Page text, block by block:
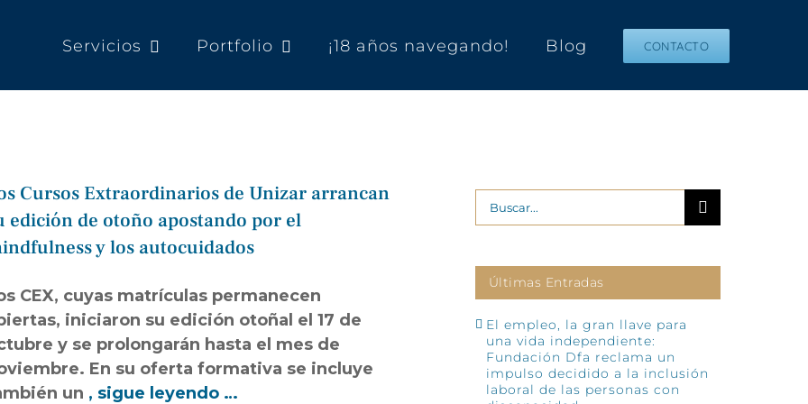
Servicios Portfolio ¡18 años navegando! Blog CONTACTO
Cursos Extraordinarios de Unizar arrancan
edición de otoño apostando por el
y los autocuidados
CEX, cuyas matrículas permanecen
iniciaron su edición otoñal el 17 de
y se prolongarán hasta el mes de
En su oferta formativa se incluye
un , sigue leyendo …
Buscar:
Últimas Entradas
El empleo, la gran llave para
una vida independiente:
Fundación Dfa reclama un
impulso decidido a la inclusión
laboral de las personas con